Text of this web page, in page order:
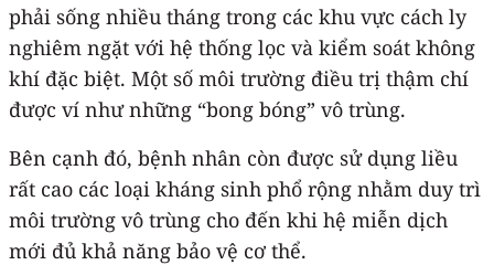
phải sống nhiều tháng trong các khu vực cách ly
nghiêm ngặt với hệ thống lọc và kiểm soát không
khí đặc biệt. Một số môi trường điều trị thậm chí
được ví như những “bong bóng” vô trùng.
Bên cạnh đó, bệnh nhân còn được sử dụng liều
rất cao các loại kháng sinh phổ rộng nhằm duy trì
môi trường vô trùng cho đến khi hệ miễn dịch
mới đủ khả năng bảo vệ cơ thể.